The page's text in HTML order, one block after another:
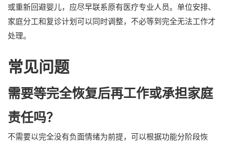
或重新回避婴儿，应尽早联系原有医疗专业人员。单位安排、
家庭分工和复诊计划可以同时调整，不必等到完全无法工作才
处理。
常见问题
需要等完全恢复后再工作或承担家庭
责任吗？
不需要以完全没有负面情绪为前提，可以根据功能分阶段恢